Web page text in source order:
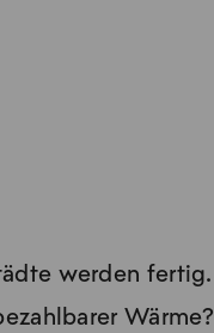
werden fertig.
Wärme?